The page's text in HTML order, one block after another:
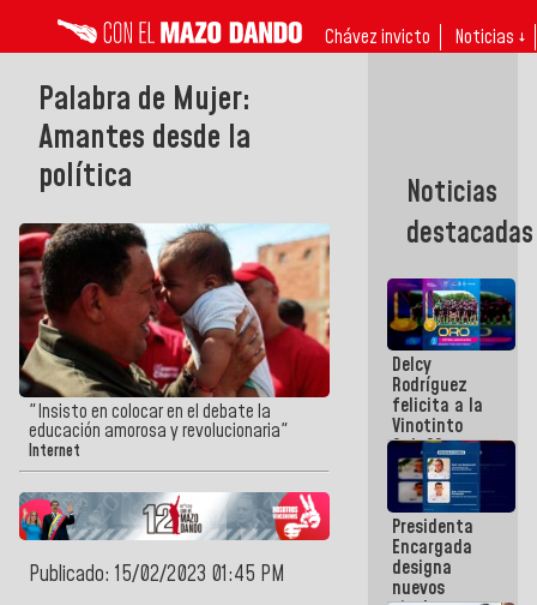
Chávez invicto Noticias ↓
Palabra de Mujer:
Amantes desde la
política
"Insisto en colocar en el debate la
educación amorosa y revolucionaria"
Internet
Publicado: 15/02/2023 01:45 PM
Noticias
destacadas
Delcy
Rodríguez
felicita a la
Vinotinto
Sub 20
campeona
frente
México Sub
23 en los
Centroamericanos
Presidenta
Encargada
designa
nuevos